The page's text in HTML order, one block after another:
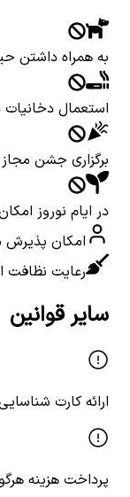
به همراه داشتن
استعمال
برگزاری جشن
در ایام نوروز
امکان پذیرش
رعایت نظافت
سایر قوانین
ارائه کارت
پرداخت هزینه